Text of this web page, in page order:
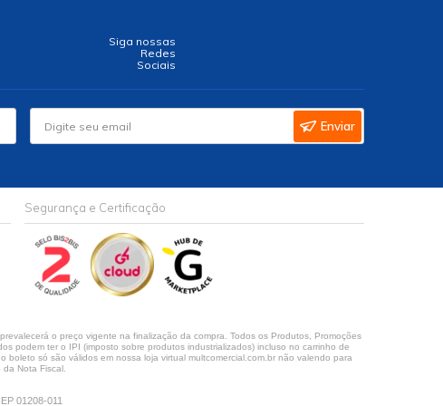
Siga nossas
Redes
Sociais
Enviar
Segurança e Certificação
o preço vigente na finalização da compra. Todos os Produtos, Promoções
podem ter o IPI (imposto sobre produtos industrializados) incluso no carrinho de
só são válidos em nossa loja virtual multcomercial.com.br não valendo para
Nota Fiscal.
01208-011